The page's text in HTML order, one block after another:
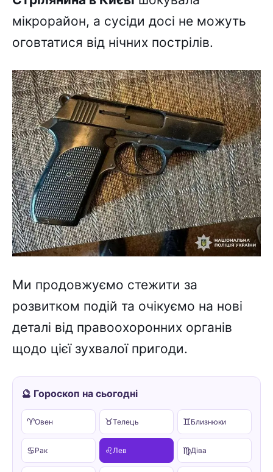
мікрорайон, а сусіди досі не можуть
оговтатися від нічних пострілів.
Ми продовжуємо стежити за
розвитком подій та очікуємо на нові
деталі від правоохоронних органів
щодо цієї зухвалої пригоди.
🔮 Гороскоп на сьогодні
♈Овен ♉Телець ♊Близнюки
♋Рак ♌ Лев ♍Діва